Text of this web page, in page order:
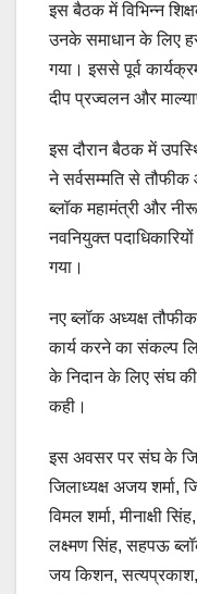
इस बैठक मेंविभिन्न
उनके समाधान के लिए
गया। इससे पूर्व
दीप प्रज्वलन और
इस दौरान बैठक में
ने सर्वसम्मति से
ब्लॉक महामंत्री और
नवनियुक्त
गया।
नए ब्लॉक अध्यक्ष
कार्य करने का संकल्प
के निदान के लिए संघ
कही।
इस अवसर पर संघ के
जिलाध्यक्ष अजय शर्मा,
विमल शर्मा, मीनाक्षी
लक्ष्मण सिंह, सहपऊ
जय किशन,